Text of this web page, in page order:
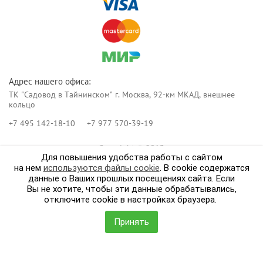
Для повышения удобства работы с сайтом
на нем используются файлы cookie. В cookie содержатся
данные о Ваших прошлых посещениях сайта. Если
Вы не хотите, чтобы эти данные обрабатывались,
отключите cookie в настройках браузера.
Принять
Адрес нашего офиса:
ТК "Садовод в Тайнинском" г. Москва, 92-км МКАД, внешнее
кольцо
+7 495 142-18-10
+7 977 570-39-19
Copyright © 2013
Реклама в интернет.Создание сайтаМегагрупп